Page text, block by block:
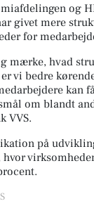
og
givet mere
for
mærke, hvad
vi bedre
kan
om blandt
VVS.
på